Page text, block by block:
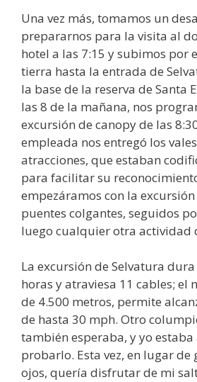
Una vez más, tomamos un
prepararnos para la visita al
hotel a las 7:15 y subimos por
tierra hasta la entrada de
la base de la reserva de Santa
las 8 de la mañana, nos
excursión de canopy de las
empleada nos entregó los
atracciones, que estaban
para facilitar su
empezáramos con la
puentes colgantes, seguidos
luego cualquier otra actividad
La excursión de Selvatura
horas y atraviesa 11 cables; el
de 4.500 metros, permite
de hasta 30 mph. Otro
también esperaba, y yo
probarlo. Esta vez, en lugar
ojos, quería disfrutar de mi